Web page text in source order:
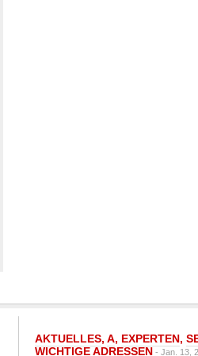
AKTUELLES, A, EXPERTEN,
WICHTIGE ADRESSEN - Jan. 13,